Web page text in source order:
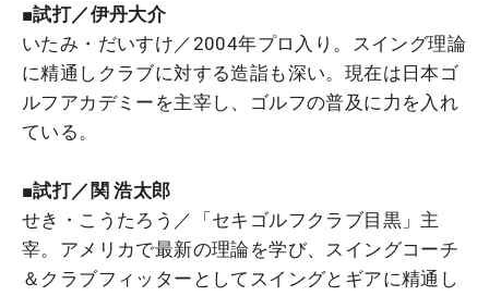
■試打／伊丹大介
いたみ・だいすけ／2004年プロ入り。スイング理論
に精通しクラブに対する造詣も深い。現在は日本ゴ
ルフアカデミーを主宰し、ゴルフの普及に力を入れ
ている。
■試打／関 浩太郎
せき・こうたろう／「セキゴルフクラブ目黒」主
宰。アメリカで最新の理論を学び、スイングコーチ
＆クラブフィッターとしてスイングとギアに精通し